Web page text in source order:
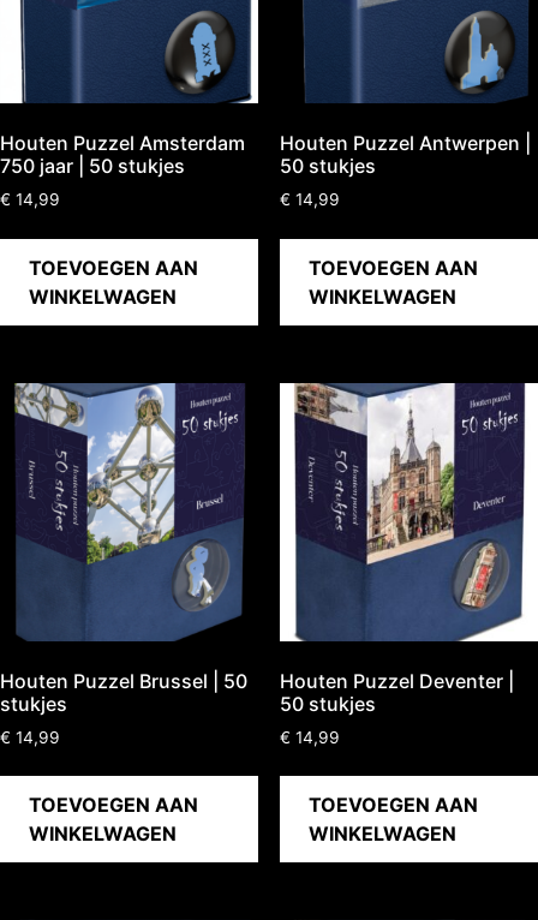
Houten Puzzel Amsterdam
750 jaar | 50 stukjes
€ 14,99
TOEVOEGEN AAN
WINKELWAGEN
Houten Puzzel Antwerpen |
50 stukjes
€ 14,99
TOEVOEGEN AAN
WINKELWAGEN
Houten Puzzel Brussel | 50
stukjes
€ 14,99
TOEVOEGEN AAN
WINKELWAGEN
Houten Puzzel Deventer |
50 stukjes
€ 14,99
TOEVOEGEN AAN
WINKELWAGEN